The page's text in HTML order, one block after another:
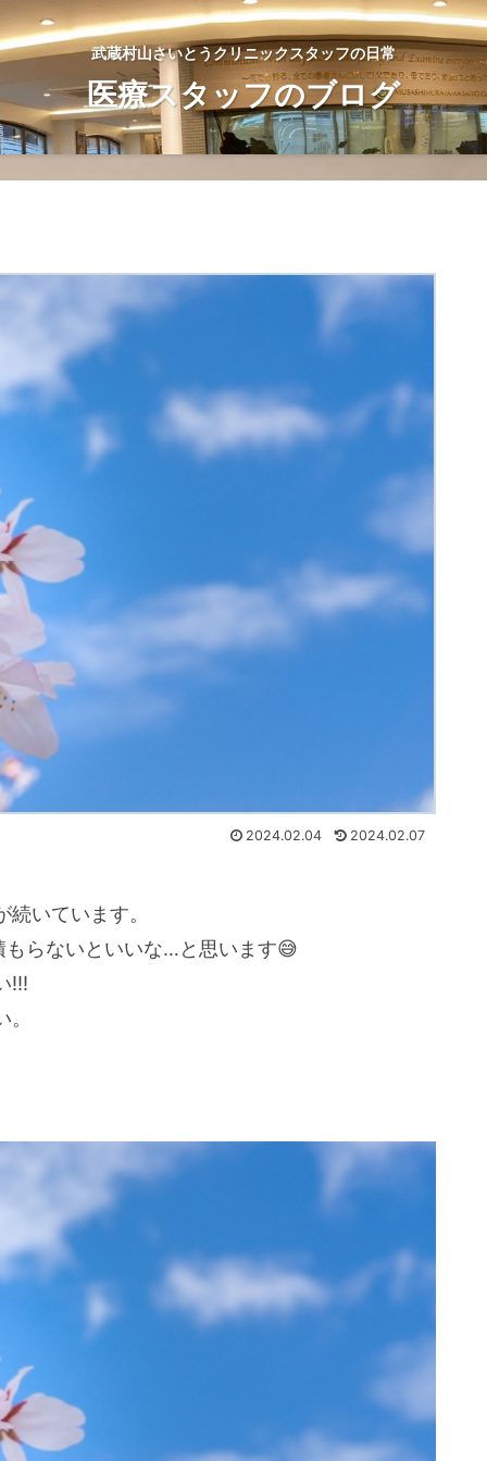
武蔵村山さいとうクリニックスタッフの日常
医療スタッフのブログ
2024.02.04 2024.02.07
いています。
らないといいな…と思います😅
!!!